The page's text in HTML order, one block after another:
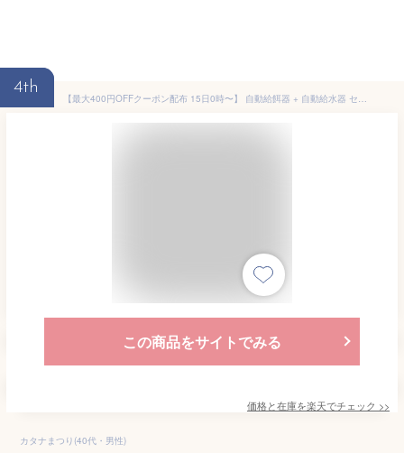
4th
【最大400円OFFクーポン配布 15日0時〜】 自動給餌器 + 自動給水器 セット ピンク ブルー 犬 猫 水飲み器 給水器 給餌器 キャットフード 自動 ペット オートペットフィーダー 自動餌やり機 自動餌やり器 水飲み機 電源不要
この商品をサイトでみる
価格と在庫を楽天でチェック >>
カタナまつり(40代・男性)